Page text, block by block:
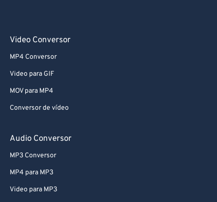
Video Conversor
MP4 Conversor
Video para GIF
MOV para MP4
Conversor de vídeo
Audio Conversor
MP3 Conversor
MP4 para MP3
Video para MP3